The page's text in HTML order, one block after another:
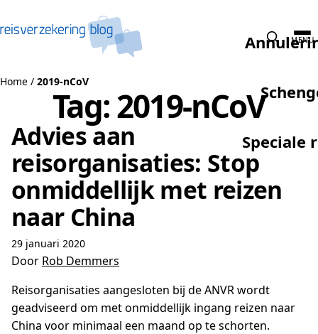
Speciale
MENU
Home / 2019-nCoV
Tag:2019-nCoV
Advies aan
reisorganisaties: Stop
onmiddellijk met reizen
naar China
29 januari 2020
Door Rob Demmers
Reisorganisaties aangesloten bij de ANVR wordt
geadviseerd om met onmiddellijk ingang reizen naar
China voor minimaal een maand op te schorten.